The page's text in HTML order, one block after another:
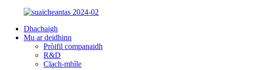
Dhachaigh
Mu ar deidhinn
Pròifil companaidh
R&D
Clach-mhìle